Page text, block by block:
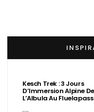
Kesch Trek : 3 Jours
D’Immersion Alpine De
L’Albula Au Fluelapass